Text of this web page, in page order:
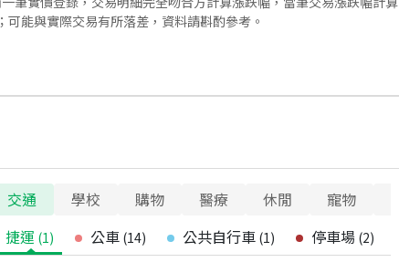
能與實際交易有所落差，資料請斟酌參考。
交通 學校 購物 醫療 休閒 寵物
捷運 (1) 公車 (14) 公共自行車 (1) 停車場 (2)